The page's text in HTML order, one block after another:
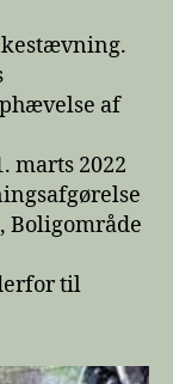
af
marts 2022
Boligområde
til